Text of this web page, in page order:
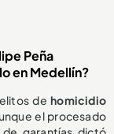
Peña
en Medellín?
dehomicidio
el procesado